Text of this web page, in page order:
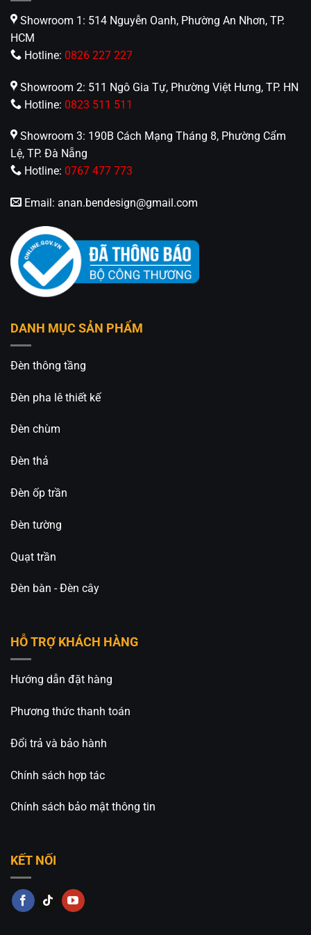
Đài phun nước mini, thác nước nhân tạo nhỏ
Suối nhân tạo, bể phong thủy ngoài trời
Trang trí ánh sáng sân vườn trong quán café,
nhà hàng, khách sạn
Chiếu sáng sân khấu nước, nhạc nước mini cho
sự kiện
Vườn
điểm nhấn nổi bật về đêm
Tiêu thụ điện năng thấp – tiết kiệm chi phí vận
hành lâu dài
Hoạt động ổn định trong môi trường nước, bảo
trì ít
Thiết kế tinh tế, dễ kết hợp với nhiều kiểu tiểu
Hãng, Giá Tốt?
Chúng tôi chuyên cung cấp
đài phun nước, hồ cá, tiểu cảnh ánh sáng ngoài trời
hàng gọi điện trực tiếp cho
Đèn Trang Trí An An Decor
_____________________________________________
Hồ Chí Minh
🏢CN 2: 511 Ngô Gia Tự, Phường Việt Hưng, TP. Hà
Showroom 1: 514 Nguyễn Oanh, Phường An Nhơn, TP.
HCM
Hotline: 0826 227 227
Showroom 2: 511 Ngô Gia Tự, Phường Việt Hưng, TP. HN
Hotline: 0823 511 511
Showroom 3: 190B Cách Mạng Tháng 8, Phường Cẩm
Lệ, TP. Đà Nẵng
Hotline: 0767 477 773
Email: anan.bendesign@gmail.com
DANH MỤC SẢN PHẨM
Đèn thông tầng
Đèn pha lê thiết kế
Đèn chùm
Đèn thả
Đèn ốp trần
Đèn tường
Quạt trần
Đèn bàn - Đèn cây
HỖ TRỢ KHÁCH HÀNG
Hướng dẫn đặt hàng
Phương thức thanh toán
Đổi trả và bảo hành
Chính sách hợp tác
Chính sách bảo mật thông tin
KẾT NỐI